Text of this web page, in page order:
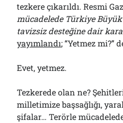
tezkere çıkarıldı. Resmi
mücadelede Türkiye
tavizsiz desteğine dair
yayımlandı; “Yetmez mi?”
Evet, yetmez.
Tezkerede olan ne?
milletimize başsağlığı,
şifalar… Terörle